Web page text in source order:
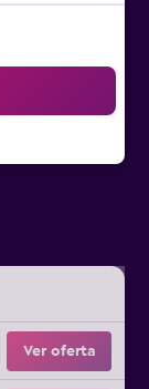
Ver oferta